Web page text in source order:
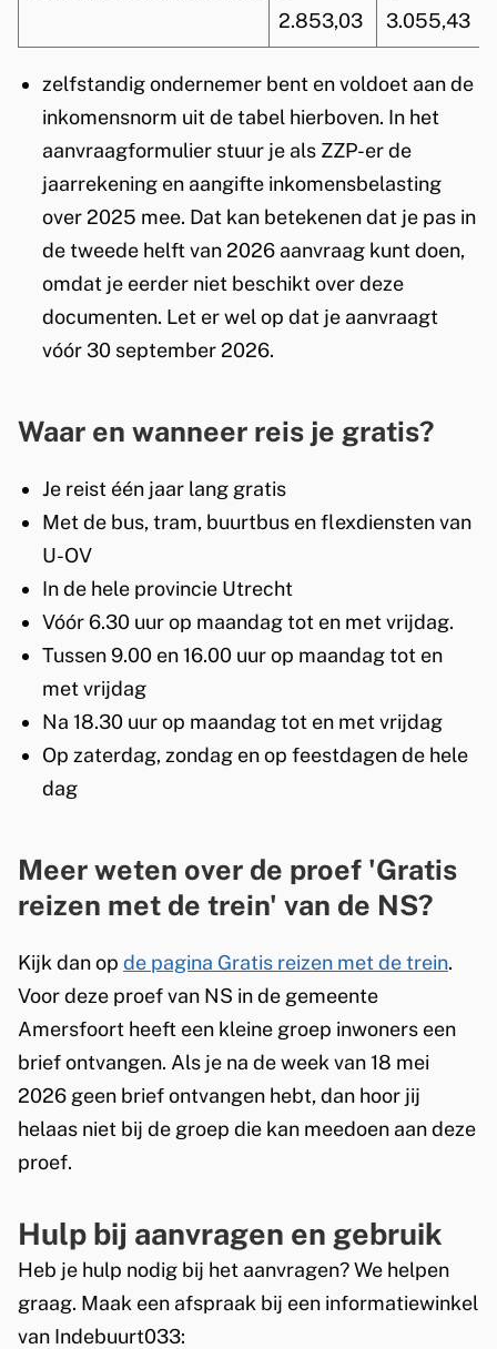
2.853,03
3.055,43
zelfstandig ondernemer bent en voldoet aan de
inkomensnorm uit de tabel hierboven. In het
aanvraagformulier stuur je als ZZP-er de
jaarrekening en aangifte inkomensbelasting
over 2025 mee. Dat kan betekenen dat je pas in
de tweede helft van 2026 aanvraag kunt doen,
omdat je eerder niet beschikt over deze
documenten. Let er wel op dat je aanvraagt
vóór 30 september 2026.
Waar en wanneer reis je gratis?
Je reist één jaar lang gratis
Met de bus, tram, buurtbus en flexdiensten van
U-OV
In de hele provincie Utrecht
Vóór 6.30 uur op maandag tot en met vrijdag.
Tussen 9.00 en 16.00 uur op maandag tot en
met vrijdag
Na 18.30 uur op maandag tot en met vrijdag
Op zaterdag, zondag en op feestdagen de hele
dag
Meer weten over de proef 'Gratis
reizen met de trein' van de NS?
Kijk dan op de pagina Gratis reizen met de trein.
Voor deze proef van NS in de gemeente
Amersfoort heeft een kleine groep inwoners een
brief ontvangen. Als je na de week van 18 mei
2026 geen brief ontvangen hebt, dan hoor jij
helaas niet bij de groep die kan meedoen aan deze
proef.
Hulp bij aanvragen en gebruik
Heb je hulp nodig bij het aanvragen? We helpen
graag. Maak een afspraak bij een informatiewinkel
van Indebuurt033: